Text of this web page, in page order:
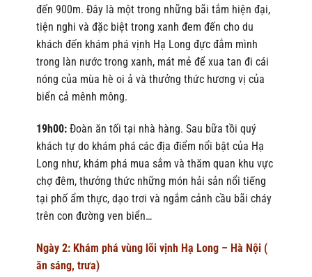
đến 900m. Đây là một trong những bãi tắm hiện đại,
tiện nghi và đặc biệt trong xanh đem đến cho du
khách đến khám phá vịnh Hạ Long đực đắm mình
trong làn nước trong xanh, mát mẻ để xua tan đi cái
nóng của mùa hè oi ả và thưởng thức hương vị của
biển cả mênh mông.
19h00:Đoàn ăn tối tại nhà hàng. Sau bữa tồi quý
khách tự do khám phá các địa điểm nổi bật của Hạ
Long như, khám phá mua sắm và thăm quan khu vực
chợ đêm, thưởng thức những món hải sản nổi tiếng
tại phố ẩm thực, dạo trơi và ngắm cảnh cầu bãi cháy
trên con đường ven biển…
Ngày 2: Khám phá vùng lõi vịnh Hạ Long – Hà Nội (
ăn sáng, trưa)